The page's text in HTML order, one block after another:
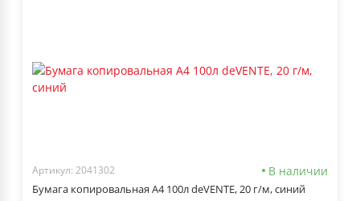
Артикул: 2041302 В наличии
Бумага копировальная А4 100л deVENTE, 20 г/м, синий